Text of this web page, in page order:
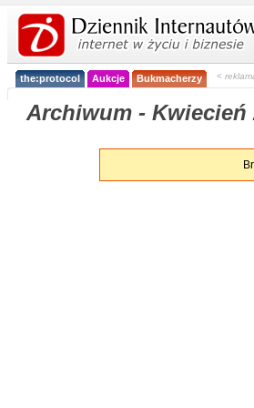
the:protocol Aukcje Bukmacherzy <
Archiwum - Kwiecień